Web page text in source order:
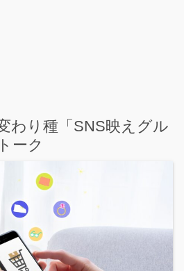
わり種「SNS映えグル
ーク